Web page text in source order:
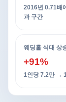
2016년 0.71배
과 구간
웨딩홀 식대 상
+91%
1인당 7.2만 →